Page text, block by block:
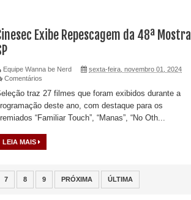
Exibe Repescagem da 48ª Mostra
Equipe Wanna be Nerd
sexta-feira, novembro 01, 2024
Comentários
traz 27 filmes que foram exibidos durante a
deste ano, com destaque para os
“Familiar Touch”, “Manas”, “No Oth...
LEIA MAIS
7 8 9 PRÓXIMA ÚLTIMA